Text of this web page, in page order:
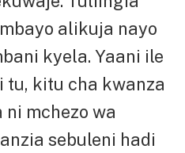
alikuja nayo
kyela. Yaani ile
kitu cha kwanza
mchezo wa
sebuleni hadi